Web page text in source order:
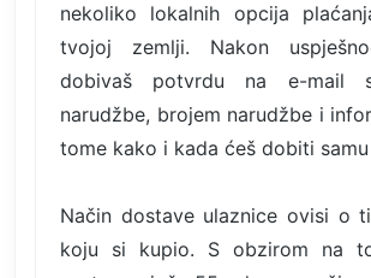
nekoliko lokalnih opcija
tvojoj zemlji. Nakon
dobivaš potvrdu na e-mail
narudžbe, brojem narudžbe i
tome kako i kada ćeš dobiti
Način dostave ulaznice ovisi o
koju si kupio. S obzirom na